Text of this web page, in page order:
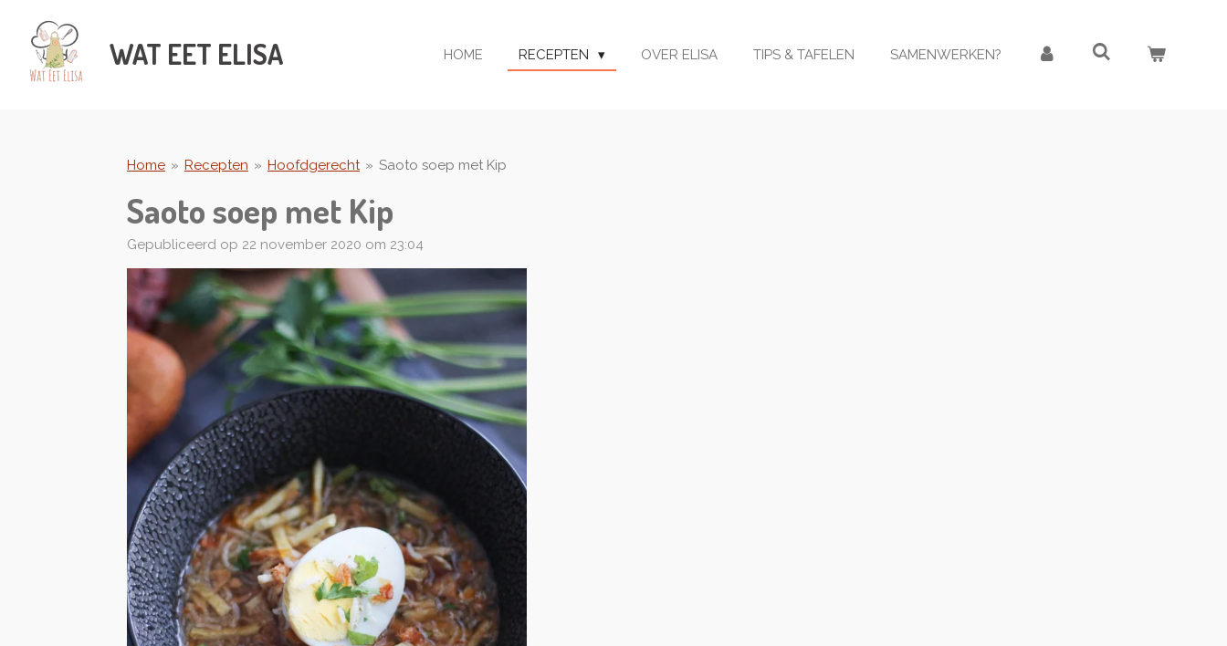
direct
WAT EET ELISA HOME RECEPTEN OVER ELISA TIPS & TAFELEN SAMENWERKEN?
Home » Recepten » Hoofdgerecht » Saoto soep met Kip
Saoto soep met Kip
Gepubliceerd op 22 november 2020 om 23:04